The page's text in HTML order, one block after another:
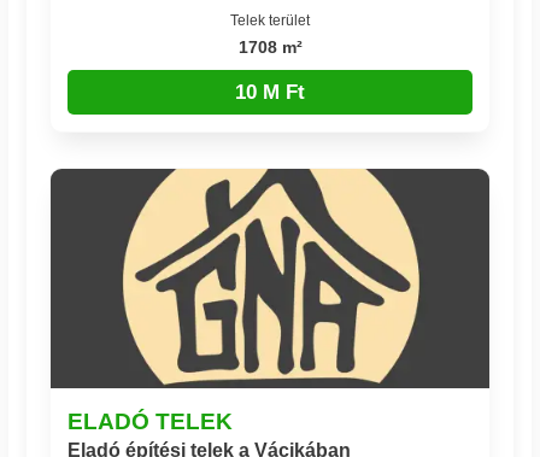
Telek terület
1708 m²
10 M Ft
ELADÓ TELEK
Eladó építési telek a Vácikában